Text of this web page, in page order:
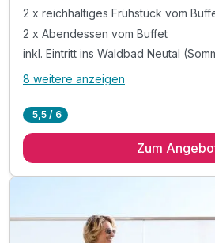
2 x reichhaltiges Frühstück vom
2 x Abendessen vom Buffet
inkl. Eintritt ins Waldbad Neutal
Alle Inklusivleistungen
2 x reichhaltiges Frühstück vom
inkl. Indoor - Spielzimmer & Kräuter-
8 weitere anzeigen
5,5 / 6
Zum